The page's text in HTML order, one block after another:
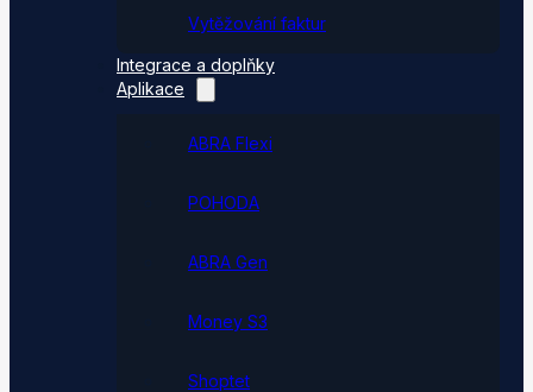
Vytěžování faktur
Integrace a doplňky
Aplikace
ABRA Flexi
POHODA
ABRA Gen
Money S3
Shoptet